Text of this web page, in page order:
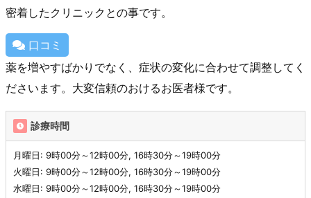
密着したクリニックとの事です。
口コミ
薬を増やすばかりでなく、症状の変化に合わせて調整してく
ださいます。大変信頼のおけるお医者様です。
診療時間
月曜日: 9時00分～12時00分, 16時30分～19時00分
火曜日: 9時00分～12時00分, 16時30分～19時00分
水曜日: 9時00分～12時00分, 16時30分～19時00分